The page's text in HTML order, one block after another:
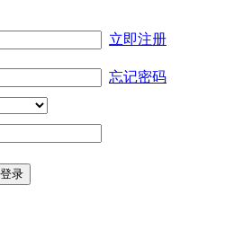
立即注册
忘记密码